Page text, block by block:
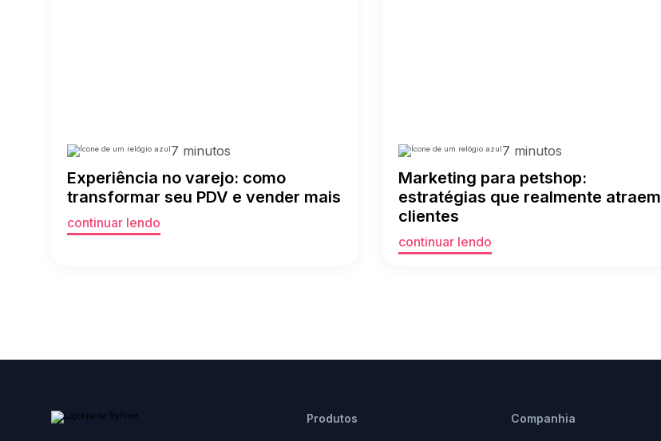
7 minutos
Experiência no varejo: como
transformar seu PDV e vender mais
continuar lendo
7 minutos
Marketing para petshop:
estratégias que realmente atraem
clientes
continuar lendo
Produtos Companhia